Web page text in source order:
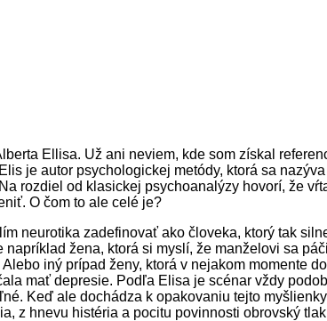
Ellisa. Už ani neviem, kde som získal
Elis je autor psychologickej metódy, ktorá sa
rozdiel od klasickej psychoanalýzy hovorí, že
O čom to ale celé je?
neurotika zadefinovať ako človeka, ktorý tak
žena, ktorá si myslí, že manželovi sa
iný prípad ženy, ktorá v nejakom momente
mať depresie. Podľa Elisa je scénar vždy
Keď ale dochádza k opakovaniu tejto
z hnevu histéria a pocitu povinnosti obrovský